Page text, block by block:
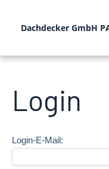
Dachdecker GmbH
Login
Login-E-Mail: